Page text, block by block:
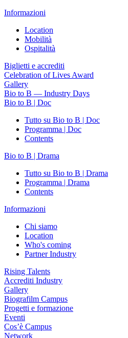
Informazioni
Location
Mobilità
Ospitalità
Biglietti e accrediti
Celebration of Lives Award
Gallery
Bio to B — Industry Days
Bio to B | Doc
Tutto su Bio to B | Doc
Programma | Doc
Contents
Bio to B | Drama
Tutto su Bio to B | Drama
Programma | Drama
Contents
Informazioni
Chi siamo
Location
Who's coming
Partner Industry
Rising Talents
Accrediti Industry
Gallery
Biografilm Campus
Progetti e formazione
Eventi
Cos’è Campus
Network